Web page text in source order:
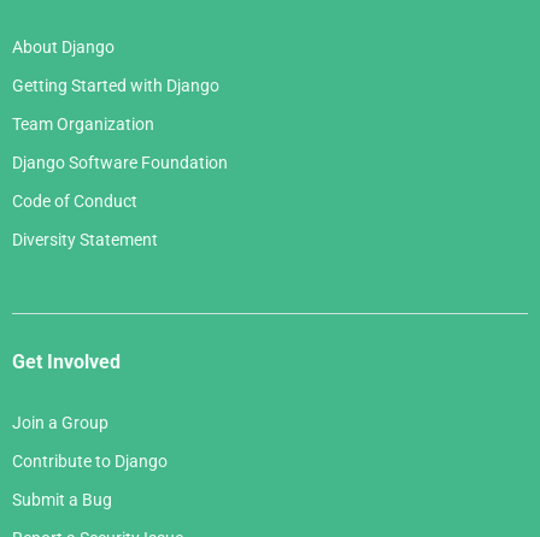
About Django
Getting Started with Django
Team Organization
Django Software Foundation
Code of Conduct
Diversity Statement
Get Involved
Join a Group
Contribute to Django
Submit a Bug